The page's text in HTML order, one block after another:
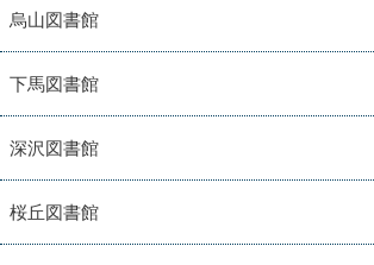
烏山図書館
下馬図書館
深沢図書館
桜丘図書館